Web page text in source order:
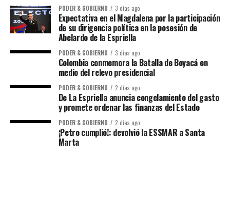
PODER & GOBIERNO 3 días ago
Expectativa en el Magdalena por la participación
de su dirigencia política en la posesión de
Abelardo de la Espriella
PODER & GOBIERNO 3 días ago
Colombia conmemora la Batalla de Boyacá en
medio del relevo presidencial
PODER & GOBIERNO 2 días ago
De La Espriella anuncia congelamiento del gasto
y promete ordenar las finanzas del Estado
PODER & GOBIERNO 2 días ago
¡Petro cumplió!: devolvió la ESSMAR a Santa
Marta